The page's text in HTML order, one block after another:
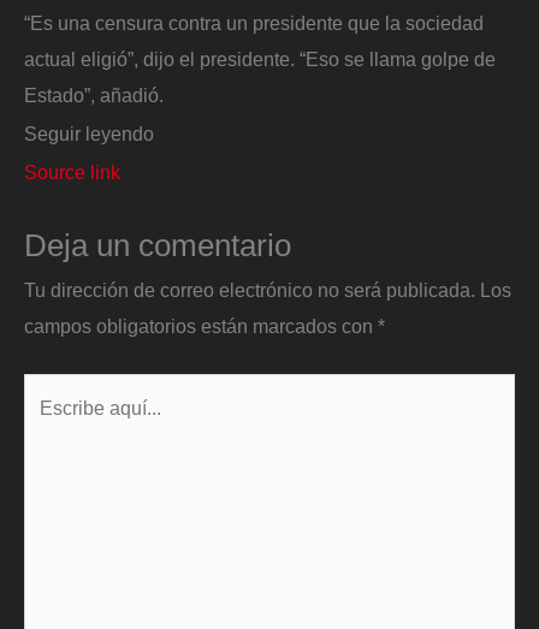
“Es una censura contra un presidente que la sociedad
actual eligió”, dijo el presidente. “Eso se llama golpe de
Estado”, añadió.
Seguir leyendo
Source link
Deja un comentario
Tu dirección de correo electrónico no será publicada. Los
campos obligatorios están marcados con *